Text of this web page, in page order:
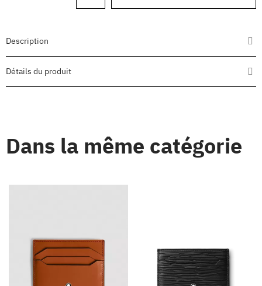
Description
Détails du produit
Dans la même catégorie